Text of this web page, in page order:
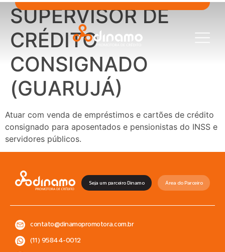
SUPERVISOR DE
CRÉDITO
CONSIGNADO
(GUARUJÁ)
Atuar com venda de empréstimos e cartões de crédito
consignado para aposentados e pensionistas do INSS e
servidores públicos.
contato@dinamopromotora.com.br
(11) 95844-0012
Seja um parceiro Dinamo Área do Parceiro